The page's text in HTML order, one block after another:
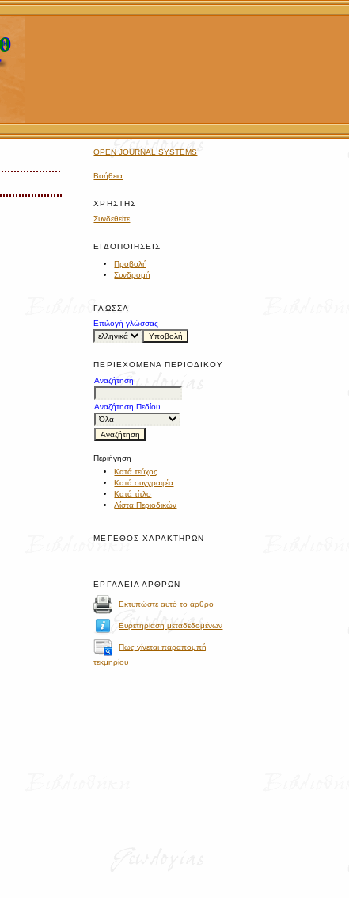
OPEN JOURNAL SYSTEMS
Βοήθεια
ΧΡΉΣΤΗΣ
Συνδεθείτε
ΕΙΔΟΠΟΙΉΣΕΙΣ
Προβολή
Συνδρομή
ΓΛΏΣΣΑ
Επιλογή γλώσσας
ΠΕΡΙΕΧΌΜΕΝΑ ΠΕΡΙΟΔΙΚΟΎ
Αναζήτηση
Αναζήτηση Πεδίου
Περιήγηση
Κατά τεύχος
Κατά συγγραφέα
Κατά τίτλο
Λίστα Περιοδικών
ΜΈΓΕΘΟΣ ΧΑΡΑΚΤΉΡΩΝ
ΕΡΓΑΛΕΊΑ ΆΡΘΡΩΝ
Εκτυπώστε αυτό το άρθρο
Ευρετηρίαση μεταδεδομένων
Πως γίνεται παραπομπή
τεκμηρίου